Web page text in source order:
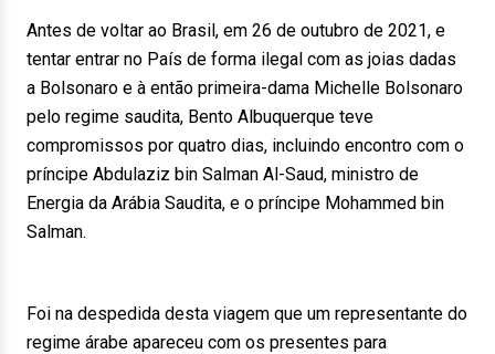
Antes de voltar ao Brasil, em 26 de outubro de 2021, e
tentar entrar no País de forma ilegal com as joias dadas
a Bolsonaro e à então primeira-dama Michelle Bolsonaro
pelo regime saudita, Bento Albuquerque teve
compromissos por quatro dias, incluindo encontro com o
príncipe Abdulaziz bin Salman Al-Saud, ministro de
Energia da Arábia Saudita, e o príncipe Mohammed bin
Salman.
Foi na despedida desta viagem que um representante do
regime árabe apareceu com os presentes para